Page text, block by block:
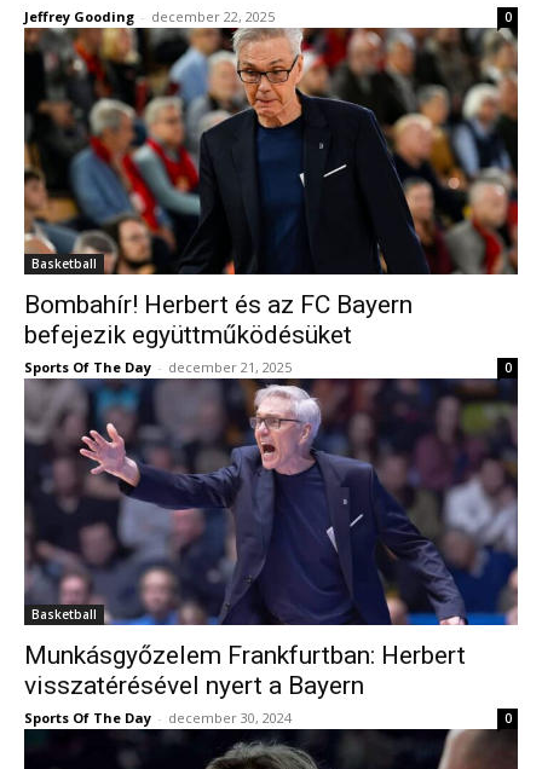
Jeffrey Gooding - december 22, 2025 0
Basketball
Bombahír! Herbert és az FC Bayern
befejezik együttműködésüket
Sports Of The Day - december 21, 2025 0
Basketball
Munkásgyőzelem Frankfurtban: Herbert
visszatérésével nyert a Bayern
Sports Of The Day - december 30, 2024 0